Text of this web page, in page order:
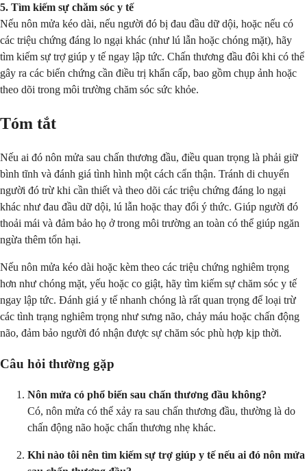
5. Tìm kiếm sự chăm sóc y tế
Nếu nôn mửa kéo dài, nếu người đó bị đau đầu dữ dội, hoặc nếu có
các triệu chứng đáng lo ngại khác (như lú lẫn hoặc chóng mặt), hãy
tìm kiếm sự trợ giúp y tế ngay lập tức. Chấn thương đầu đôi khi có thể
gây ra các biến chứng cần điều trị khẩn cấp, bao gồm chụp ảnh hoặc
theo dõi trong môi trường chăm sóc sức khỏe.
Tóm tắt
Nếu ai đó nôn mửa sau chấn thương đầu, điều quan trọng là phải giữ
bình tĩnh và đánh giá tình hình một cách cẩn thận. Tránh di chuyển
người đó trừ khi cần thiết và theo dõi các triệu chứng đáng lo ngại
khác như đau đầu dữ dội, lú lẫn hoặc thay đổi ý thức. Giúp người đó
thoải mái và đảm bảo họ ở trong môi trường an toàn có thể giúp ngăn
ngừa thêm tổn hại.
Nếu nôn mửa kéo dài hoặc kèm theo các triệu chứng nghiêm trọng
hơn như chóng mặt, yếu hoặc co giật, hãy tìm kiếm sự chăm sóc y tế
ngay lập tức. Đánh giá y tế nhanh chóng là rất quan trọng để loại trừ
các tình trạng nghiêm trọng như sưng não, chảy máu hoặc chấn động
não, đảm bảo người đó nhận được sự chăm sóc phù hợp kịp thời.
Câu hỏi thường gặp
Nôn mửa có phổ biến sau chấn thương đầu không?
Có, nôn mửa có thể xảy ra sau chấn thương đầu, thường là do
chấn động não hoặc chấn thương nhẹ khác.
Khi nào tôi nên tìm kiếm sự trợ giúp y tế nếu ai đó nôn mửa